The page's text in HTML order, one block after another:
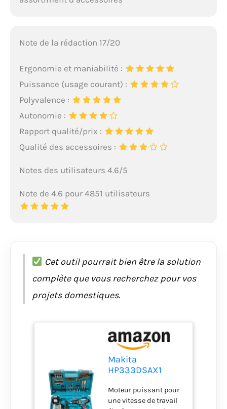
Note de la rédaction 17/20
Ergonomie et maniabilité :
Puissance (usage courant) :
Polyvalence :
Autonomie :
Rapport qualité/prix :
Qualité des accessoires :
Notes des utilisateurs 4.6/5
Note de 4.6 pour 4851 utilisateurs
Cet outil pourrait bien être la solution
complète que vous recherchez pour vos
projets domestiques.
Makita
HP333DSAX1
visseuse à
percussion sans
Moteur puissant pour
une vitesse de travail